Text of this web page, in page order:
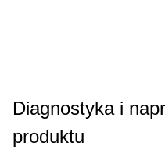
Diagnostyka i
produktu